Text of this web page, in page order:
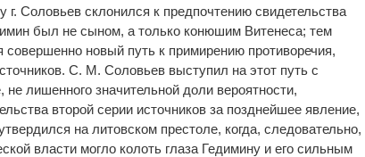
Соловьев склонился к предпочтению свидетельства
был не сыном, а только конюшим Витенеса; тем
совершенно новый путь к примирению противоречия,
С. М. Соловьев выступил на этот путь с
лишенного значительной доли вероятности,
второй серии источников за позднейшее явление,
на литовском престоле, когда, следовательно,
власти могло колоть глаза Гедимину и его сильным